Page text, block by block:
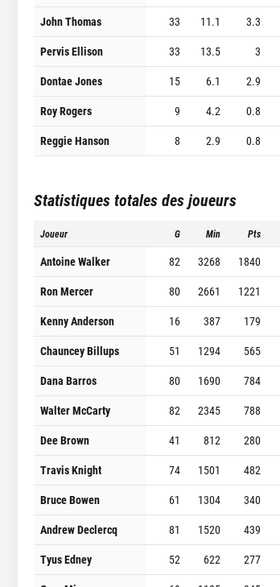
John Thomas
33 11.1 3.3
Pervis Ellison
33 13.5 3
Dontae Jones
15 6.1 2.9
Roy Rogers
9 4.2 0.8
Reggie Hanson
8 2.9 0.8
Statistiques totales des joueurs
Joueur G Min Pts
Antoine Walker 82 3268 1840
Ron Mercer
80 2661 1221
Kenny Anderson
16 387 179
Chauncey Billups
51 1294 565
Dana Barros
80 1690 784
Walter McCarty
82 2345 788
Dee Brown
41 812 280
Travis Knight
74 1501 482
Bruce Bowen
61 1304 340
Andrew Declercq
81 1520 439
Tyus Edney
52 622 277